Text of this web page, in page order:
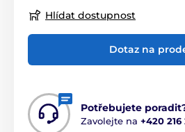
Hlídat dostupnost
Dotaz na
Potřebujete
Zavolejte na +420 216